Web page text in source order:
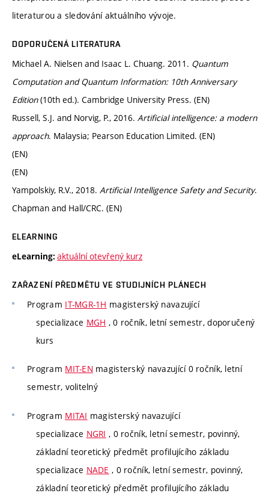
literaturou a sledování aktuálního vývoje.
DOPORUČENÁ LITERATURA
Michael A. Nielsen and Isaac L. Chuang. 2011. Quantum
Computation and Quantum Information: 10th Anniversary
Edition(10th ed.). Cambridge University Press. (EN)
Russell, S.J. and Norvig, P., 2016. Artificial intelligence: a modern
approach. Malaysia; Pearson Education Limited. (EN)
(EN)
(EN)
Yampolskiy, R.V., 2018. Artificial Intelligence Safety and Security.
Chapman and Hall/CRC. (EN)
ELEARNING
eLearning: aktuální otevřený kurz
ZAŘAZENÍ PŘEDMĚTU VE STUDIJNÍCH PLÁNECH
Program IT-MGR-1H magisterský navazující
specializace MGH , 0 ročník, letní semestr, doporučený
kurs
Program MIT-EN magisterský navazující 0 ročník, letní
semestr, volitelný
Program MITAI magisterský navazující
specializace NGRI , 0 ročník, letní semestr, povinný,
základní teoretický předmět profilujícího základu
specializace NADE , 0 ročník, letní semestr, povinný,
základní teoretický předmět profilujícího základu